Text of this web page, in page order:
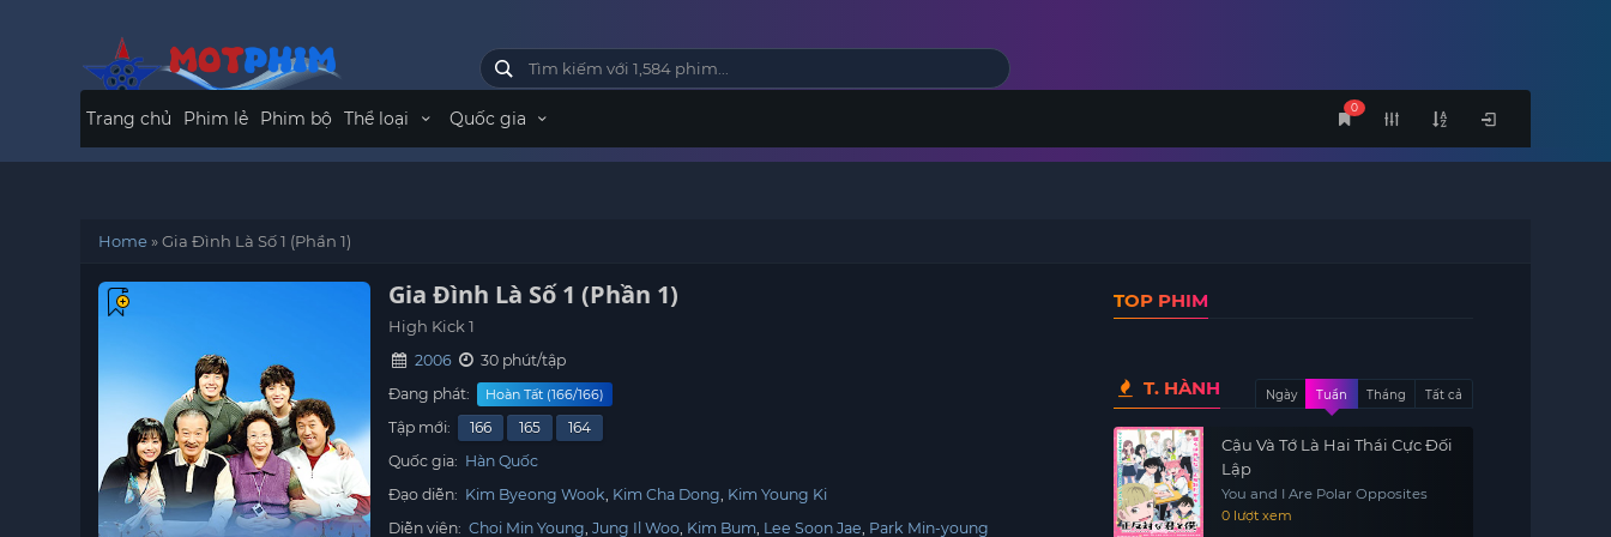
0
Trang chủ Phim lẻ Phim bộ Thể loại Quốc gia
Home»Gia Đình Là Số 1 (Phần 1)
Gia Đình Là Số 1 (Phần 1)
High Kick 1
2006
30 phút/tập
Đang phát:
Hoàn Tất (166/166)
Tập mới: 166 165
164
Quốc gia: Hàn Quốc
Đạo diễn: Kim Byeong Wook Kim Cha Dong Kim Young Ki
Diễn viên: Choi Min Young Jung Il Woo Kim Bum Lee Soon Jae Park Min-young
TOP PHIM
T. HÀNH Ngày Tuần Tháng Tất cả
Cậu Và Tớ Là Hai Thái Cực Đối
Lập
You and I Are Polar Opposites
0 lượt xem